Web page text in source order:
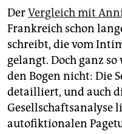
DerVergleich mit
Frankreich schon
schreibt, die vom
gelangt. Doch ganz
den Bogen nicht: Die
detailliert, und auch
Gesellschaftsanalyse
autofiktionalen